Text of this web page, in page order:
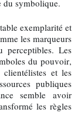
du symbolique.
exemplarité et
les marqueurs
perceptibles. Les
du pouvoir,
et les
publiques
semble avoir
les règles